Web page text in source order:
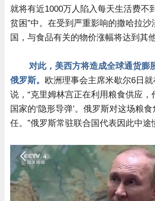
就将有近1000万人陷入每天生活费不
贫困”中。在受到严重影响的撒哈拉沙
国，与食品有关的物价涨幅将达到其
对此，美西方将造成全球通货膨
俄罗斯。 欧洲理事会主席米歇尔6日
说，“克里姆林宫正在利用粮食供应，
国家的‘隐形导弹’。俄罗斯对这场粮
任。”俄罗斯常驻联合国代表因此中途